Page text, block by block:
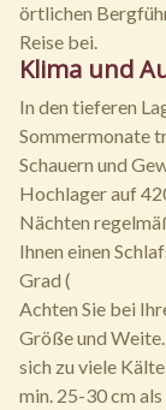
örtlichen
Reise bei.
Klima und
In den tieferen
Sommermonate
Schauern und
Hochlager auf
Nächten
Ihnen einen
Grad (
Achten Sie bei
Größe und
sich zu viele
min. 25-30 cm